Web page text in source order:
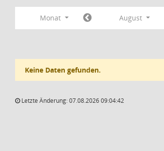
Monat August
Keine Daten gefunden.
Letzte Änderung: 07.08.2026 09:04:42